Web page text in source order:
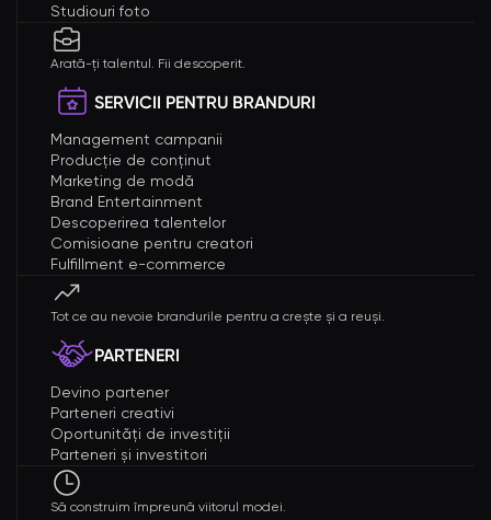
Studiouri foto
Arată-ți talentul. Fii descoperit.
SERVICII PENTRU BRANDURI
Management campanii
Producție de conținut
Marketing de modă
Brand Entertainment
Descoperirea talentelor
Comisioane pentru creatori
Fulfillment e-commerce
Tot ce au nevoie brandurile pentru a crește și a reuși.
PARTENERI
Devino partener
Parteneri creativi
Oportunități de investiții
Parteneri și investitori
Să construim împreună viitorul modei.